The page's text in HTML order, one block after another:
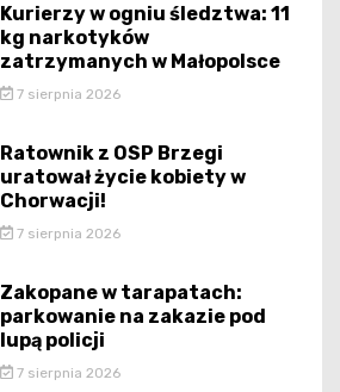
Kurierzy w ogniu śledztwa: 11
kg narkotyków
zatrzymanych w Małopolsce
7 sierpnia 2026
Ratownik z OSP Brzegi
uratował życie kobiety w
Chorwacji!
7 sierpnia 2026
Zakopane w tarapatach:
parkowanie na zakazie pod
lupą policji
7 sierpnia 2026